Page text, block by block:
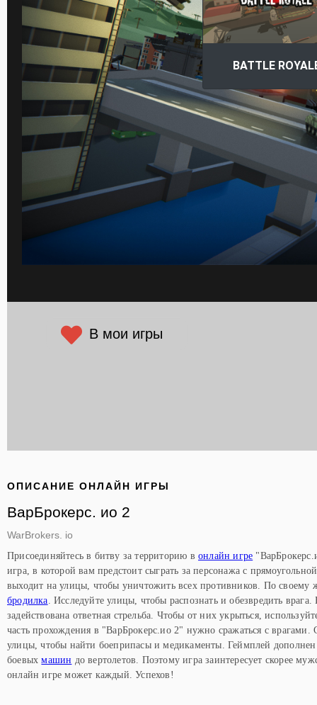
В мои игры
ОПИСАНИЕ ОНЛАЙН ИГРЫ
ВарБрокерс. ио 2
WarBrokers. io
Присоединяйтесь в битву за территорию в онлайн игре
игра, в которой вам предстоит сыграть за персонажа с
выходит на улицы, чтобы уничтожить всех противников. По своему
бродилка . Исследуйте улицы, чтобы распознать и обезвредить
задействована ответная стрельба. Чтобы от них укрыться,
часть прохождения в "ВарБрокерс.ио 2" нужно сражаться с врагами.
улицы, чтобы найти боеприпасы и медикаменты. Геймплей
боевыхмашин до вертолетов. Поэтому игра заинтересует скорее
онлайн игре может каждый. Успехов!